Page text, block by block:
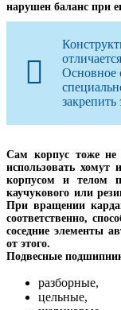
нарушен баланс при
Основное
Сам корпус тоже не
использовать
корпусом и телом
каучукового или
При вращении
соответственно,
соседние элементы
от этого.
Подвесные
разборные,
цельные,